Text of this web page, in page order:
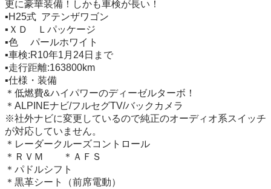
更に豪華装備！しかも車検が長い！
▪️H25式  アテンザワゴン
▪️ＸＤ　Ｌパッケージ
▪️色 　パールホワイト
▪️車検:R10年1月24日まで
▪️走行距離:163800km
▪️仕様・装備
＊低燃費&ハイパワーのディーゼルターボ！
＊ALPINEナビ/フルセグTV/バックカメラ
※社外ナビに変更しているので純正のオーディオ系スイッチ
が対応していません。
＊レーダークルーズコントロール
＊ＲＶＭ　　＊ＡＦＳ
＊パドルシフト
＊黒革シート（前席電動）